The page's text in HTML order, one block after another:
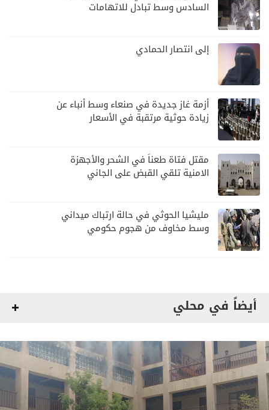
السادس وسط تبادل للاتهامات
إلى انتصار الحمادي
أزمة غاز جديدة في صنعاء وسط أنباء عن
زيادة حوثية مرتقبة في الأسعار
مقتل فتاة طعناً في الشحر والأجهزة
الامنية تلقي القبض على الجاني
مليشيا الحوثي في حالة ارتباك ميداني
وسط مخاوف من هجوم حكومي
أيضاً في محلي